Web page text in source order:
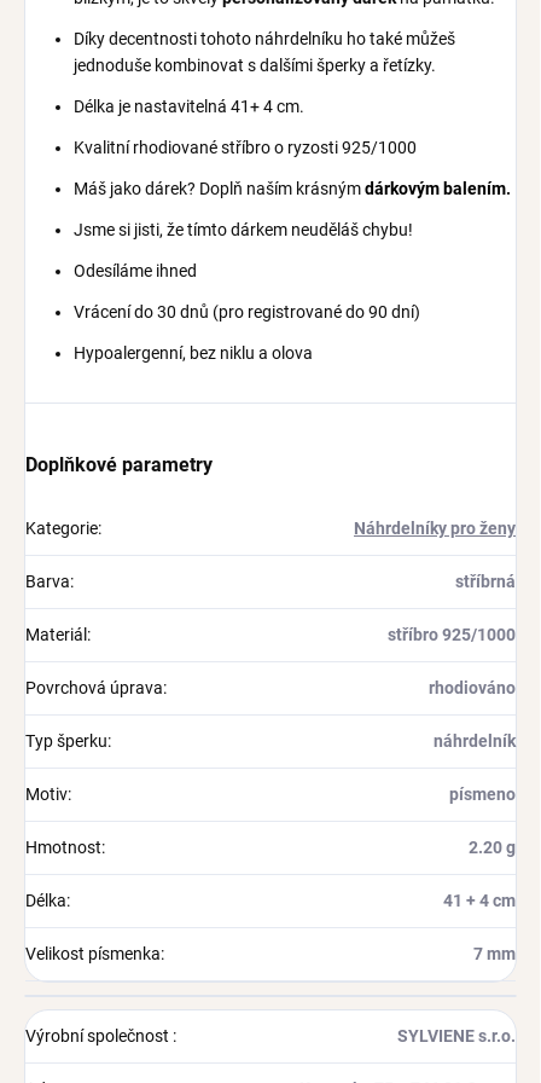
Díky decentnosti tohoto náhrdelníku ho také můžeš
jednoduše kombinovat s dalšími šperky a řetízky.
Délka je nastavitelná 41+ 4 cm.
Kvalitní rhodiované stříbro o ryzosti 925/1000
Máš jako dárek? Doplň naším krásnýmdárkovým balením.
Jsme si jisti, že tímto dárkem neuděláš chybu!
Odesíláme ihned
Vrácení do 30 dnů (pro registrované do 90 dní)
Hypoalergenní, bez niklu a olova
Doplňkové parametry
Kategorie: Náhrdelníky pro ženy
Barva: stříbrná
Materiál : stříbro 925/1000
Povrchová úprava: rhodiováno
Typ šperku: náhrdelník
Motiv: písmeno
Hmotnost: 2.20 g
Délka: 41 + 4 cm
Velikost písmenka: 7 mm
Výrobní společnost : SYLVIENE s.r.o.